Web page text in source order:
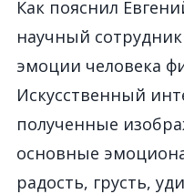
Как пояснил
научный
эмоции человека
Искусственный
полученные
основные
радость, грусть,